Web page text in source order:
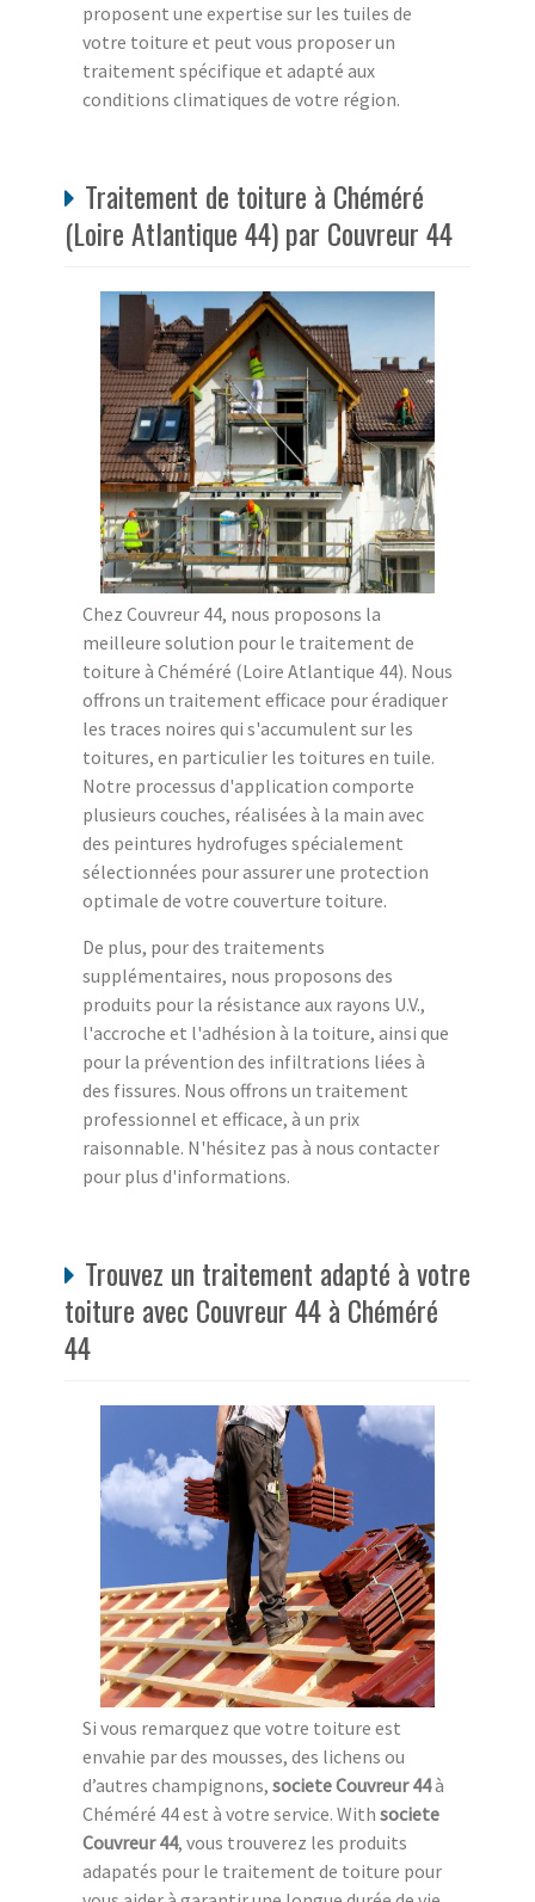
proposent une expertise sur les tuiles de
votre toiture et peut vous proposer un
traitement spécifique et adapté aux
conditions climatiques de votre région.
Traitement de toiture à Chéméré
(Loire Atlantique 44) par Couvreur 44
Chez Couvreur 44, nous proposons la
meilleure solution pour le traitement de
toiture à Chéméré (Loire Atlantique 44). Nous
offrons un traitement efficace pour éradiquer
les traces noires qui s'accumulent sur les
toitures, en particulier les toitures en tuile.
Notre processus d'application comporte
plusieurs couches, réalisées à la main avec
des peintures hydrofuges spécialement
sélectionnées pour assurer une protection
optimale de votre couverture toiture.
De plus, pour des traitements
supplémentaires, nous proposons des
produits pour la résistance aux rayons U.V.,
l'accroche et l'adhésion à la toiture, ainsi que
pour la prévention des infiltrations liées à
des fissures. Nous offrons un traitement
professionnel et efficace, à un prix
raisonnable. N'hésitez pas à nous contacter
pour plus d'informations.
Trouvez un traitement adapté à votre
toiture avec Couvreur 44 à Chéméré
44
Si vous remarquez que votre toiture est
envahie par des mousses, des lichens ou
d’autres champignons, societe Couvreur 44à
Chéméré 44 est à votre service. With societe
Couvreur 44, vous trouverez les produits
adapatés pour le traitement de toiture pour